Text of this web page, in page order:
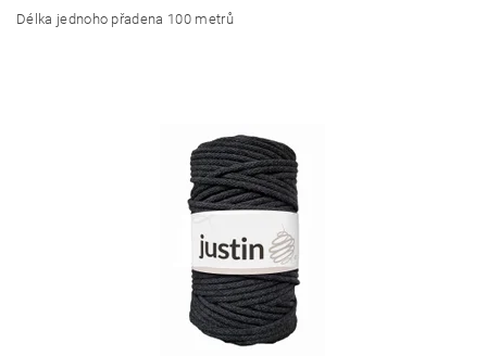
Délka jednoho přadena 100 metrů